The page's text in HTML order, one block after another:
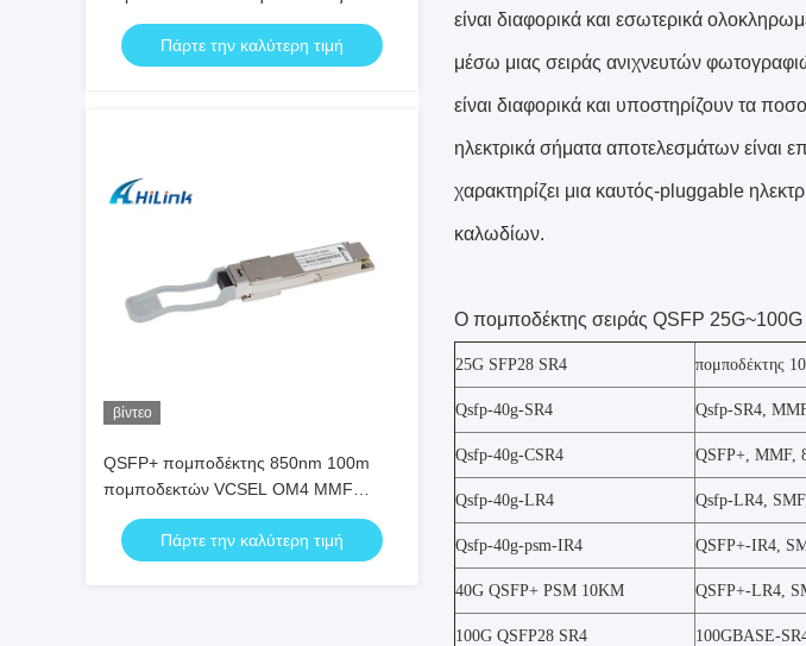
Data Center
Πάρτε την καλύτερη τιμή
βίντεο
QSFP+ πομποδέκτης 850nm 100m
πομποδεκτών VCSEL OM4 MMF
QSFP+ η διπλή FCC LC 100G
Πάρτε την καλύτερη τιμή
είναι διαφορικά και εσωτερικά
μέσω μιας σειράς ανιχνευτών
είναι διαφορικά και υποστηρίζουν τα
ηλεκτρικά σήματα αποτελεσμάτων είναι
χαρακτηρίζει μια καυτός-pluggable
καλωδίων.
Ο πομποδέκτης σειράς QSFP
25G SFP28 SR4 πομποδέκτης
Qsfp-40g-SR4 Qsfp-SR4,
Qsfp-40g-CSR4 QSFP+, MMF,
Qsfp-40g-LR4 Qsfp-LR4,
Qsfp-40g-psm-IR4 QSFP+-IR4,
40G QSFP+ PSM 10KM QSFP+-LR4,
100G QSFP28 SR4 100GBASE-